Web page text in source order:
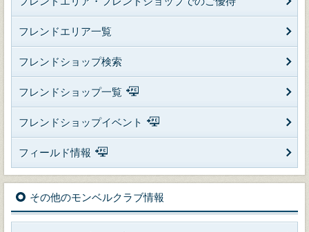
フレンドエリア一覧
フレンドショップ検索
フレンドショップ一覧
フレンドショップイベント
フィールド情報
その他のモンベルクラブ情報